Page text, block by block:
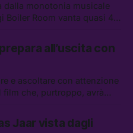
dalla monotonia musicale
Boiler Room vanta quasi 4
all’uscita con
e ascoltare con attenzione
film che, purtroppo, avrà
Jaar vista dagli